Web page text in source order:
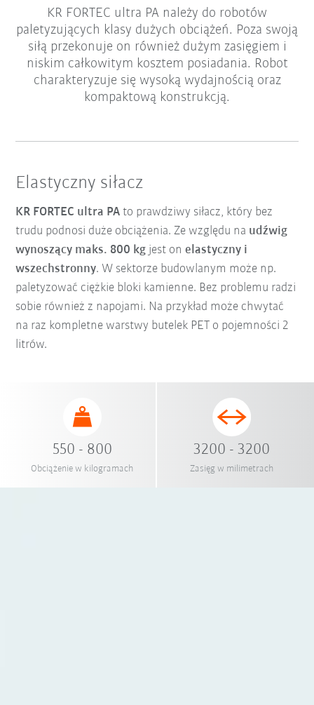
KR FORTEC ultra PA należy do robotów
paletyzujących klasy dużych obciążeń. Poza swoją
siłą przekonuje on również dużym zasięgiem i
niskim całkowitym kosztem posiadania. Robot
charakteryzuje się wysoką wydajnością oraz
kompaktową konstrukcją.
Elastyczny siłacz
KR FORTEC ultra PA to prawdziwy siłacz, który bez
trudu podnosi duże obciążenia. Ze względu na udźwig
wynoszący maks. 800 kg jest onelastyczny i
wszechstronny. W sektorze budowlanym może np.
paletyzować ciężkie bloki kamienne. Bez problemu radzi
sobie również z napojami. Na przykład może chwytać
na raz kompletne warstwy butelek PET o pojemności 2
litrów.
550 - 800
Obciążenie w kilogramach
3200 - 3200
Zasięg w milimetrach